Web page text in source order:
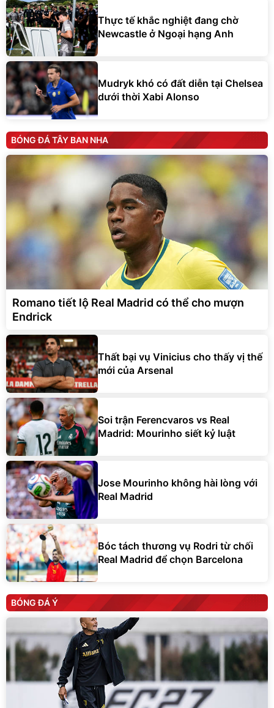
Thực tế khắc nghiệt đang chờ
Newcastle ở Ngoại hạng Anh
Mudryk khó có đất diễn tại Chelsea
dưới thời Xabi Alonso
BÓNG ĐÁ TÂY BAN NHA
Romano tiết lộ Real Madrid có thể cho mượn
Endrick
Thất bại vụ Vinicius cho thấy vị thế
mới của Arsenal
Soi trận Ferencvaros vs Real
Madrid: Mourinho siết kỷ luật
Jose Mourinho không hài lòng với
Real Madrid
Bóc tách thương vụ Rodri từ chối
Real Madrid để chọn Barcelona
BÓNG ĐÁ Ý